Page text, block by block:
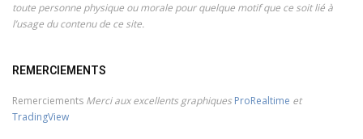
toute personne physique ou morale pour quelque motif que ce soit lié à
l’usage du contenu de ce site.
REMERCIEMENTS
Remerciements Merci aux excellents graphiques ProRealtime et
TradingView